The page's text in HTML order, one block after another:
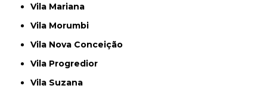
Vila Mariana
Vila Morumbi
Vila Nova Conceição
Vila Progredior
Vila Suzana